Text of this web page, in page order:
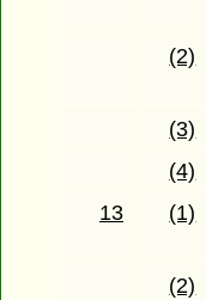
(2)
(3)
(4)
13
(1)
(2)